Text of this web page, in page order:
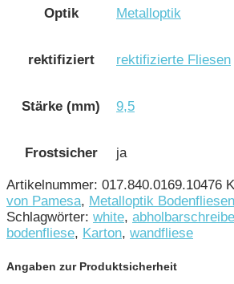
Optik Metalloptik
rektifiziert rektifizierte Fliesen
Stärke (mm) 9,5
Frostsicher ja
Artikelnummer: 017.840.0169.10476
von Pamesa, Metalloptik Bodenfliesen
Schlagwörter: white,
bodenfliese, Karton, wandfliese
Angaben zur Produktsicherheit